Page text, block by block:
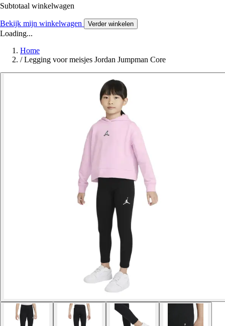
Subtotaal winkelwagen
Bekijk mijn winkelwagen Verder winkelen
Loading...
Home
/ Legging voor meisjes Jordan Jumpman Core